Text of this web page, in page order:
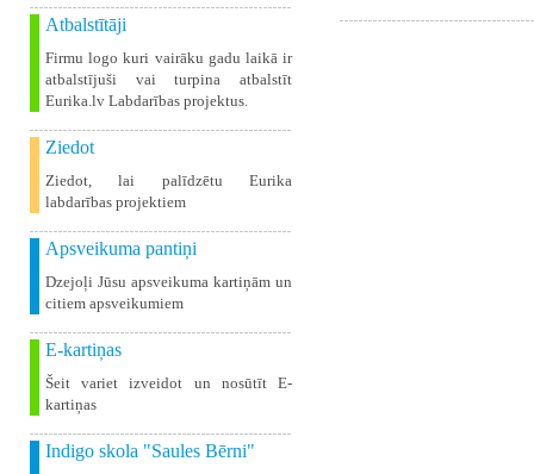
Atbalstītāji
Firmu logo kuri vairāku gadu laikā ir
atbalstījuši vai turpina atbalstīt
Eurika.lv Labdarības projektus.
Ziedot
Ziedot, lai palīdzētu Eurika
labdarības projektiem
Apsveikuma pantiņi
Dzejoļi Jūsu apsveikuma kartiņām un
citiem apsveikumiem
E-kartiņas
Šeit variet izveidot un nosūtīt E-
kartiņas
Indigo skola "Saules Bērni"